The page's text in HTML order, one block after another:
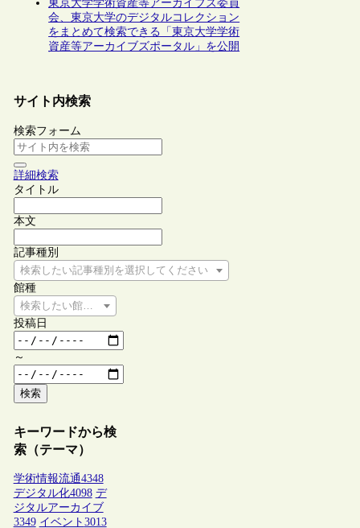
東京大学学術資産等アーカイブズ委員
会、東京大学のデジタルコレクション
をまとめて検索できる「東京大学学術
資産等アーカイブズポータル」を公開
サイト内検索
検索フォーム
詳細検索
タイトル
本文
記事種別
検索したい記事種別を選択してください
館種
検索したい館種を選択してください
投稿日
～
検索
キーワードから検
索（テーマ）
学術情報流通4348
デジタル化4098 デ
ジタルアーカイブ
3349 イベント 3013